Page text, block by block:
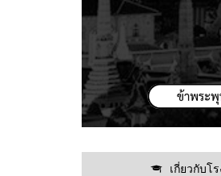
เกี่ยวกับโ